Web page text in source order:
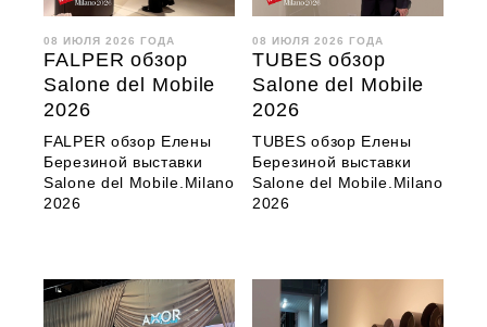
08 ИЮЛЯ 2026 ГОДА
FALPER обзор
Salone del Mobile
2026
FALPER обзор Елены
Березиной выставки
Salone del Mobile.Milano
2026
08 ИЮЛЯ 2026 ГОДА
TUBES обзор
Salone del Mobile
2026
TUBES обзор Елены
Березиной выставки
Salone del Mobile.Milano
2026